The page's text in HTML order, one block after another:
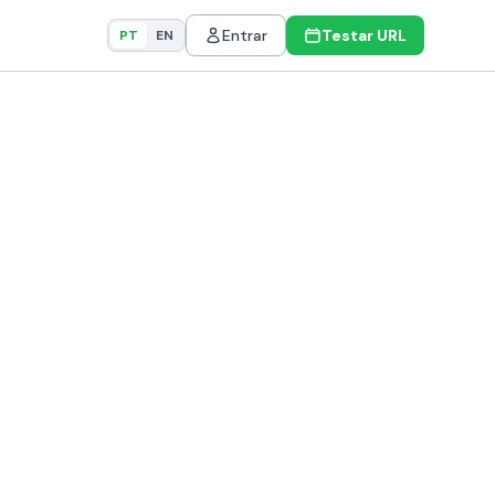
PT EN Entrar Testar URL